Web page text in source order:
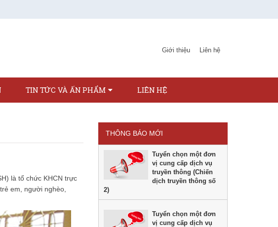
Giới thiệu Liên hệ
TIN TỨC VÀ ẤN PHẨM LIÊN HỆ
là tổ chức KHCN trực
em, người nghèo,
THÔNG BÁO MỚI
Tuyển chọn một đơn
vị cung cấp dịch vụ
truyền thông (Chiến
dịch truyền thông số
2)
Tuyển chọn một đơn
vị cung cấp dịch vụ